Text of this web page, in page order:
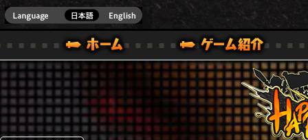
ONE VER.]
ガイド
ル｜HAPPY WARS(ハッピーウォーズ)公式サイト [ XBOX 360,XBOX ONE VER.]
サポート | HAPPY WARS(ハッピーウォーズ)公式サイ